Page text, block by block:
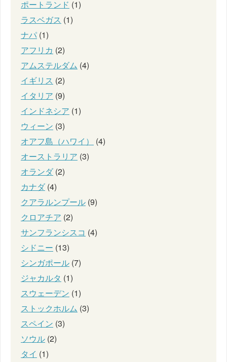
ポートランド (1)
ラスベガス (1)
ナパ (1)
アフリカ (2)
アムステルダム (4)
イギリス (2)
イタリア (9)
インドネシア (1)
ウィーン (3)
オアフ島（ハワイ）
(4)
オーストラリア (3)
オランダ(2)
カナダ(4)
クアラルンプール (9)
クロアチア (2)
サンフランシスコ (4)
シドニー (13)
シンガポール (7)
ジャカルタ (1)
スウェーデン (1)
ストックホルム (3)
スペイン (3)
ソウル (2)
タイ (1)